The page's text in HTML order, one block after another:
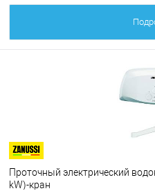
Проточный электрический
kW)-кран